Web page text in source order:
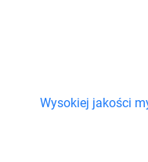
Wysokiej jakości